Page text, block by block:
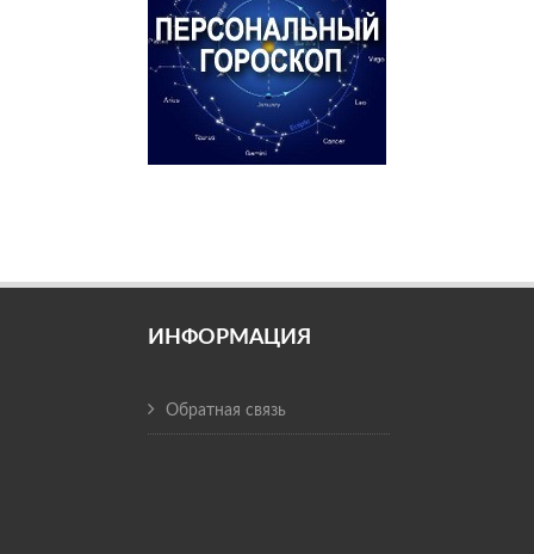
ИНФОРМАЦИЯ
Обратная связь